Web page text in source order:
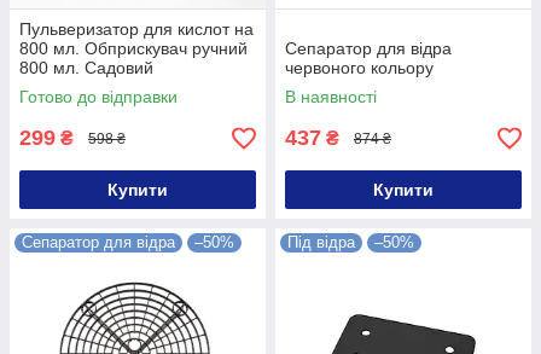
Пульверизатор для кислот на
800 мл. Обприскувач ручний
800 мл. Садовий
обприскувач 0,8 л
Готово до відправки
299 ₴ 598 ₴
Купити
Сепаратор для відра
червоного кольору
В наявності
437 ₴ 874 ₴
Купити
Сепаратор для відра –50% Під відра –50%